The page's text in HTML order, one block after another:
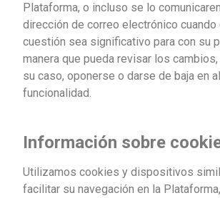
Plataforma, o incluso se lo
dirección de correo electrónico cuando
cuestión sea significativo para con su
manera que pueda revisar los
su caso, oponerse o darse de baja en
funcionalidad.
Información sobre
Utilizamos cookies y dispositivos
facilitar su navegación en la